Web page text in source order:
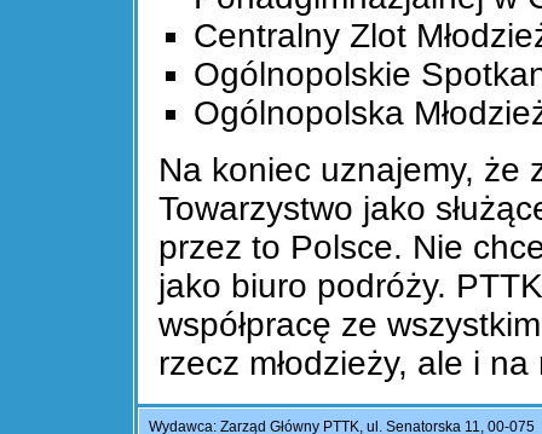
Centralny Zlot
Ogólnopolskie
Ogólnopolska
Na koniec uznajemy, że
Towarzystwo jako
przez to Polsce. Nie
jako biuro podróży.
współpracę ze
rzecz młodzieży, ale i
Wydawca: Zarząd Główny PTTK, ul. Senatorska 11, 00-075